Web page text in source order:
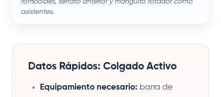
asistentes.
Datos Rápidos: Colgado Activo
Equipamiento necesario: barra de